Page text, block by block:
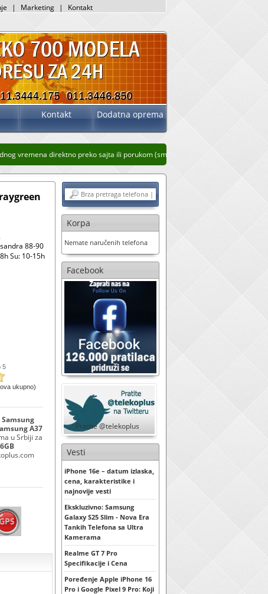
| Marketing | Kontakt
Kontakt Dodatna oprema
vremena direktno preko sajta ili porukom (sms, whatsup, viber)
88-90
Su: 10-15h
5
ukupno)
Samsung
A37
u Srbiji za
Korpa
Nemate naručenih telefona
Facebook
Pratite @telekoplus
Vesti
iPhone 16e – datum izlaska,
cena, karakteristike i
najnovije vesti
Ekskluzivno: Samsung
Galaxy S25 Slim - Nova Era
Tankih Telefona sa Ultra
Kamerama
Realme GT 7 Pro
Specifikacije i Cena
Poređenje Apple iPhone 16
Pro i Google Pixel 9 Pro: Koji